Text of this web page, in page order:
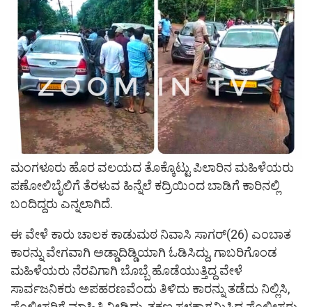
ಮಂಗಳೂರು ಹೊರ ವಲಯದ ತೊಕ್ಕೊಟ್ಟು ಪಿಲಾರಿನ ಮಹಿಳೆಯರು
ಪಣೋಲಿಬೈಲಿಗೆ ತೆರಳುವ ಹಿನ್ನೆಲೆ ಕದ್ರಿಯಿಂದ ಬಾಡಿಗೆ ಕಾರಿನಲ್ಲಿ
ಬಂದಿದ್ದರು ಎನ್ನಲಾಗಿದೆ.
ಈ ವೇಳೆ ಕಾರು ಚಾಲಕ ಕಾಡುಮಠ ನಿವಾಸಿ ಸಾಗರ್(26) ಎಂಬಾತ
ಕಾರನ್ನು ವೇಗವಾಗಿ ಅಡ್ಡಾದಿಡ್ಡಿಯಾಗಿ ಓಡಿಸಿದ್ದು, ಗಾಬರಿಗೊಂಡ
ಮಹಿಳೆಯರು ನೆರವಿಗಾಗಿ ಬೊಬ್ಬೆ ಹೊಡೆಯುತ್ತಿದ್ದ ವೇಳೆ
ಸಾರ್ವಜನಿಕರು ಅಪಹರಣವೆಂದು ತಿಳಿದು ಕಾರನ್ನು ತಡೆದು ನಿಲ್ಲಿಸಿ,